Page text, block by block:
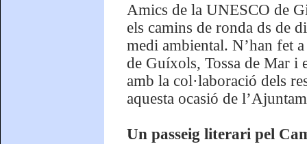
Amics de la UNESCO de
els camins de ronda ds de
medi ambiental. N’han fet
de Guíxols, Tossa de Mar i
amb la col·laboració dels
aquesta ocasió de
Un passeig literari pel